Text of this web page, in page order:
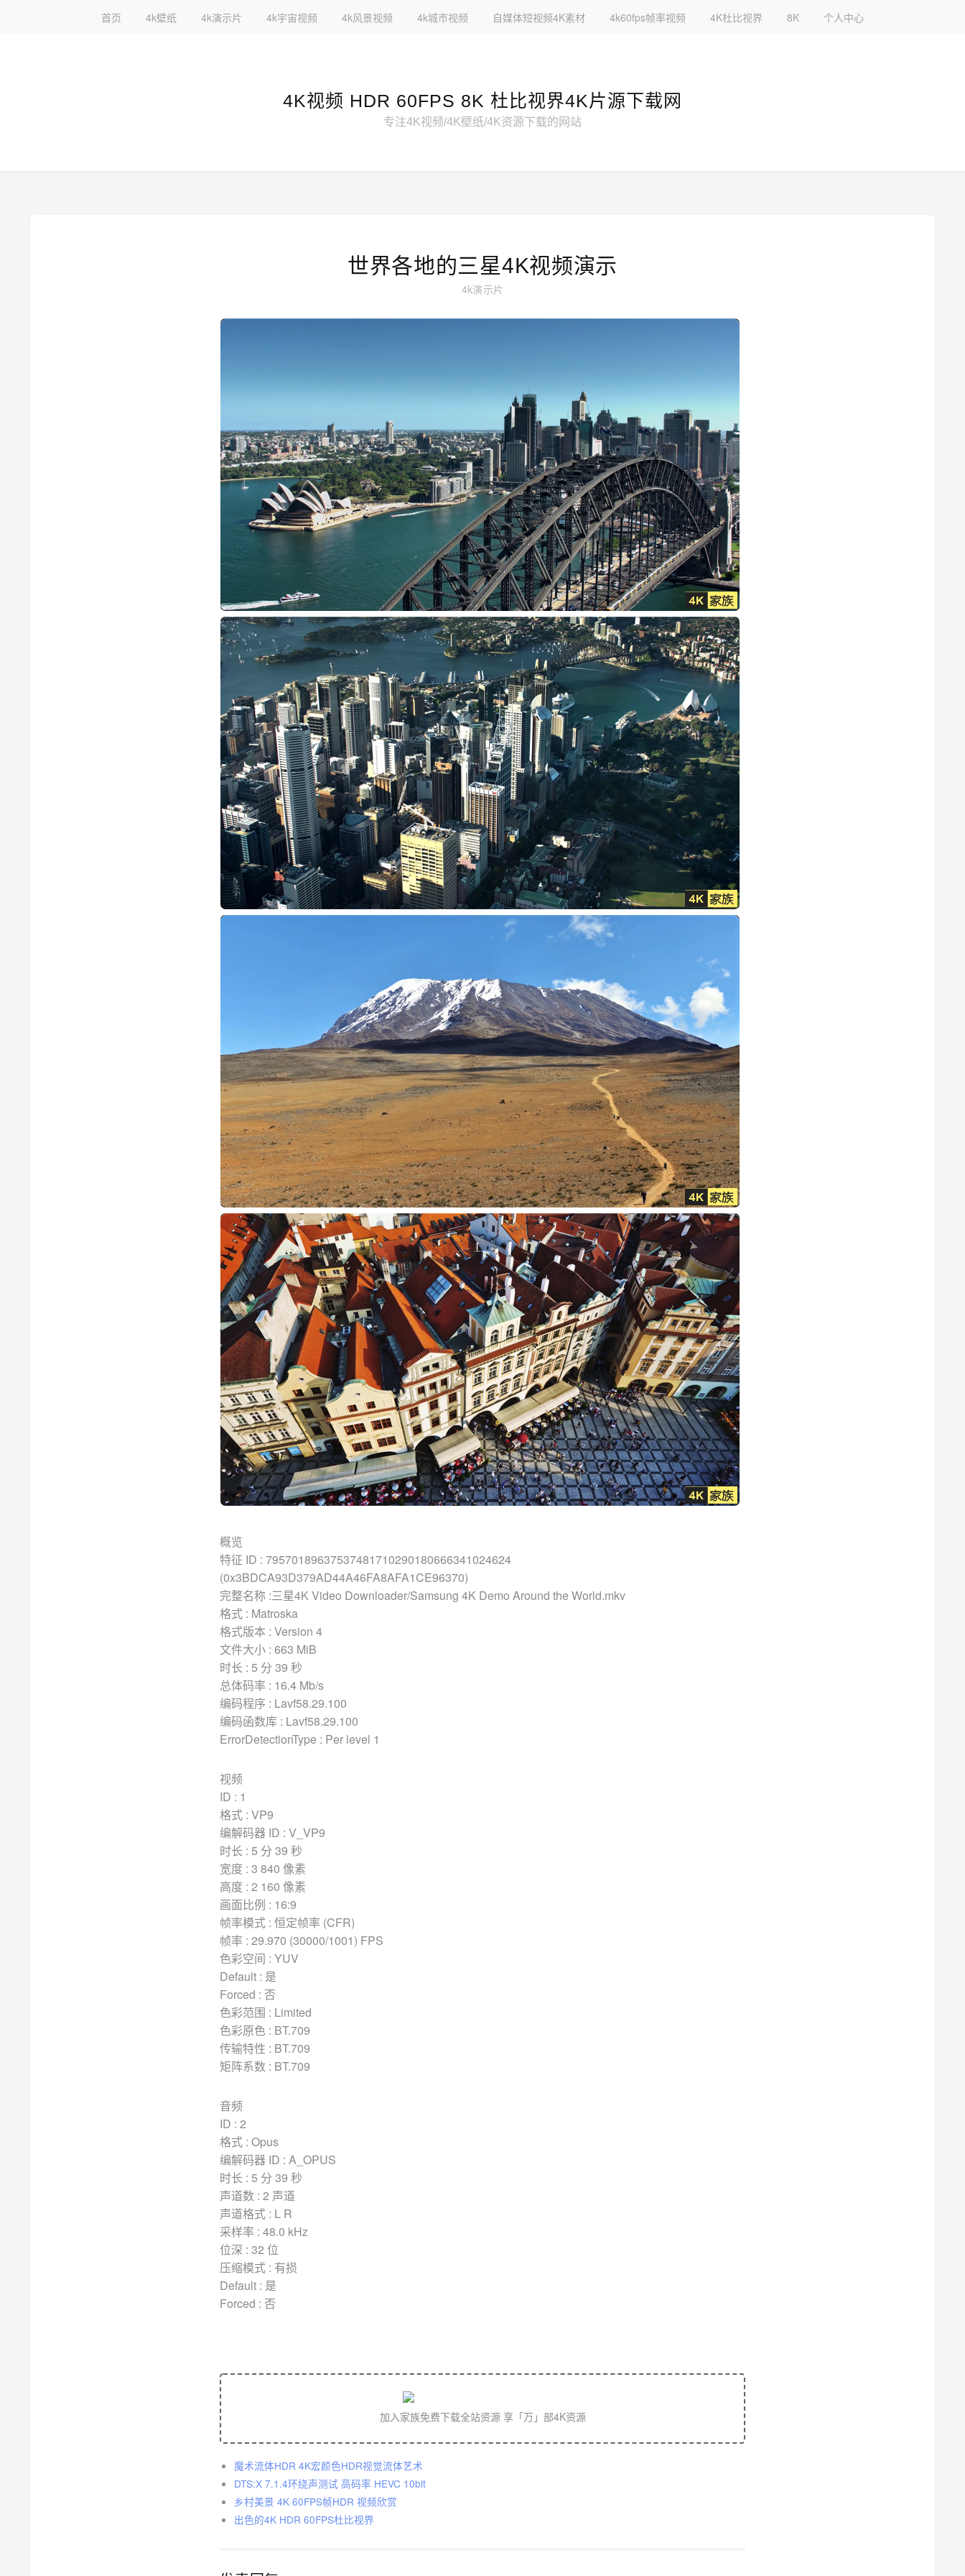
首页 4k壁纸 4k演示片 4k宇宙视频 4k风景视频 4k城市视频 自媒体短视频4K素材 4k60fps帧率视频 4K杜比视界 8K 个人中心
4K视频 HDR 60FPS 8K 杜比视界4K片源下载网
专注4K视频/4K壁纸/4K资源下载的网站
世界各地的三星4K视频演示
4k演示片
概览
特征 ID : 79570189637537481710290180666341024624
(0x3BDCA93D379AD44A46FA8AFA1CE96370)
完整名称 :三星4K Video Downloader/Samsung 4K Demo Around the World.mkv
格式 : Matroska
格式版本 : Version 4
文件大小 : 663 MiB
时长 : 5 分 39 秒
总体码率 : 16.4 Mb/s
编码程序 : Lavf58.29.100
编码函数库 : Lavf58.29.100
ErrorDetectionType : Per level 1
视频
ID : 1
格式 : VP9
编解码器 ID : V_VP9
时长 : 5 分 39 秒
宽度 : 3 840 像素
高度 : 2 160 像素
画面比例 : 16:9
帧率模式 : 恒定帧率 (CFR)
帧率 : 29.970 (30000/1001) FPS
色彩空间 : YUV
Default : 是
Forced : 否
色彩范围 : Limited
色彩原色 : BT.709
传输特性 : BT.709
矩阵系数 : BT.709
音频
ID : 2
格式 : Opus
编解码器 ID : A_OPUS
时长 : 5 分 39 秒
声道数 : 2 声道
声道格式 : L R
采样率 : 48.0 kHz
位深 : 32 位
压缩模式 : 有损
Default : 是
Forced : 否
加入家族免费下载全站资源 享「万」部4K资源
魔术流体HDR 4K宏颜色HDR视觉流体艺术
DTS:X 7.1.4环绕声测试 高码率 HEVC 10bit
乡村美景 4K 60FPS帧HDR 视频欣赏
出色的4K HDR 60FPS杜比视界